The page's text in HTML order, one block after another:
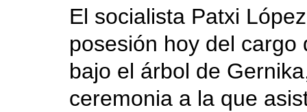
El socialista Patxi
posesión hoy del cargo
bajo el árbol de
ceremonia a la que